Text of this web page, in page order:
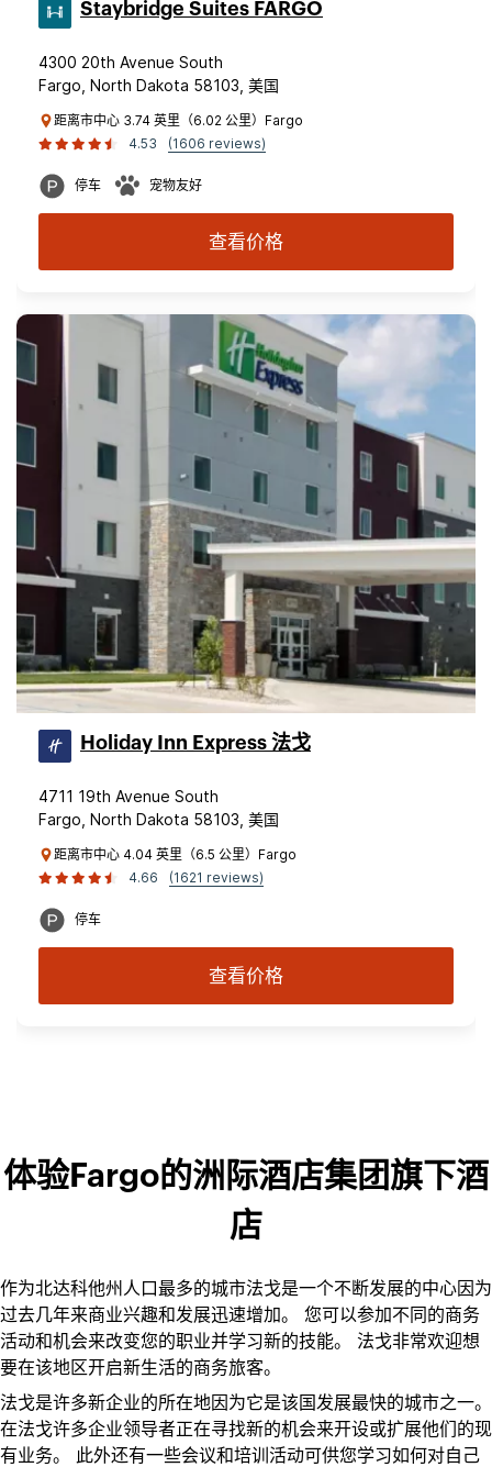
Staybridge Suites FARGO
4300 20th Avenue South
Fargo, North Dakota 58103, 美国
距离市中心 3.74 英里（6.02 公里）Fargo
4.53
(1606 reviews)
停车 宠物友好
查看价格
Holiday Inn Express 法戈
4711 19th Avenue South
Fargo, North Dakota 58103, 美国
距离市中心 4.04 英里（6.5 公里）Fargo
4.66
(1621 reviews)
停车
查看价格
体验Fargo的洲际酒店集团旗下酒
店
作为北达科他州人口最多的城市法戈是一个不断发展的中心因为
过去几年来商业兴趣和发展迅速增加。 您可以参加不同的商务
活动和机会来改变您的职业并学习新的技能。 法戈非常欢迎想
要在该地区开启新生活的商务旅客。
法戈是许多新企业的所在地因为它是该国发展最快的城市之一。
在法戈许多企业领导者正在寻找新的机会来开设或扩展他们的现
有业务。 此外还有一些会议和培训活动可供您学习如何对自己